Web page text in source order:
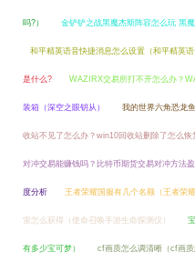
吗?） 金铲铲之战黑魔杰斯阵容怎么玩 黑
和平精英语音快捷消息怎么设置（和平精英语
是什么? WAZIRX交易所打不开怎么办？
装箱（深空之眼钥从） 我的世界六角恐龙
收站不见了怎么办？win10回收站删除了怎么恢
对冲交易能赚钱吗？比特币期货交易对冲方法
度分析 王者荣耀国服有几个名额（王者荣
雷怎么获得（使命召唤手游生命探测仪）
有多少宝可梦） cf画质怎么调清晰（cf画质